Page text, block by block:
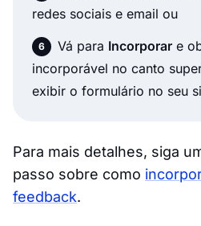
redes sociais e email ou
Vá para Incorporar e
incorporável no canto
exibir o formulário no seu
Para mais detalhes, siga
passo sobre como
feedback.